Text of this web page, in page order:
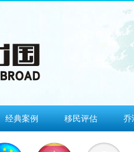
经典案例 移民评估 乔